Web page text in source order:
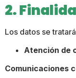
2.
Los datos se
Atención de
Comunicaciones